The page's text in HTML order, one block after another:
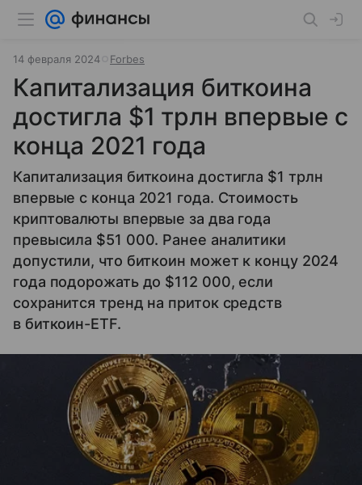
14 февраля 2024 Forbes
Капитализация биткоина
достигла $1 трлн впервые с
конца 2021 года
Капитализация биткоина достигла $1 трлн
впервые с конца 2021 года. Стоимость
криптовалюты впервые за два года
превысила $51 000. Ранее аналитики
допустили, что биткоин может к концу 2024
года подорожать до $112 000, если
сохранится тренд на приток средств
в биткоин-ETF.